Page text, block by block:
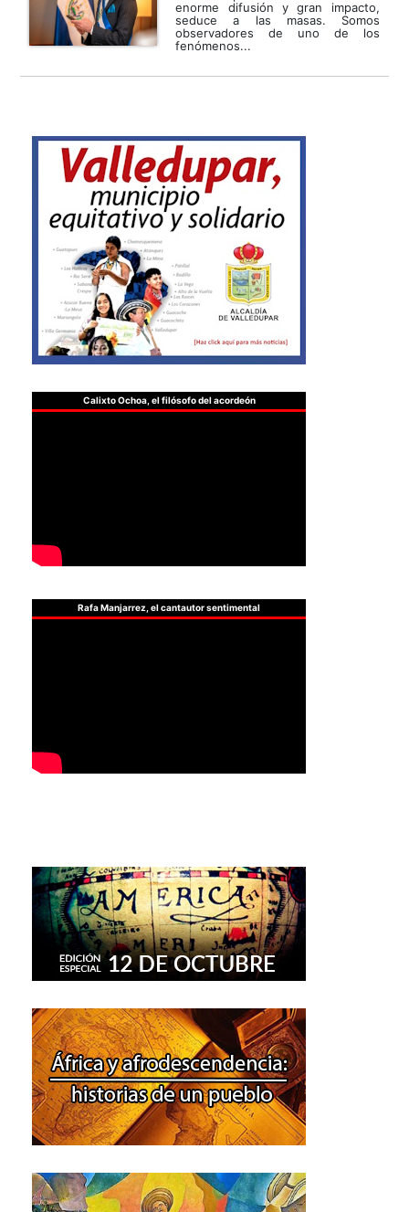
enorme difusión y gran impacto,
seduce a las masas. Somos
observadores de uno de los
fenómenos...
Calixto Ochoa, el filósofo del acordeón
Rafa Manjarrez, el cantautor sentimental